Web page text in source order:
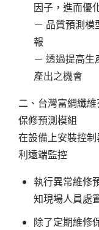
因子，進而優
－ 品質預測
報
－ 透過提高
產出之機會
二、台灣富綢纖
保修預測模組
在設備上安裝控
利遠端監控
執行異常維修
知現場人員處
除了定期維修